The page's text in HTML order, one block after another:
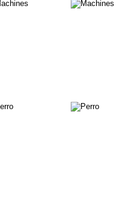
Reise zu
40 Tage
40 Nächte